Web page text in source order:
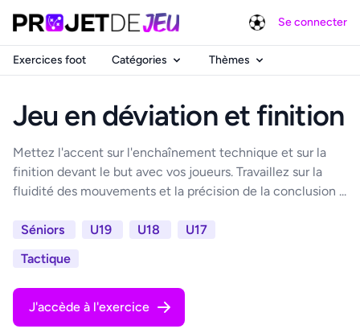
Se connecter
Exercices foot Catégories Thèmes
Jeu en déviation et finition
Mettez l'accent sur l'enchaînement technique et sur la
finition devant le but avec vos joueurs. Travaillez sur la
fluidité des mouvements et la précision de la conclusion ...
Séniors U19 U18
U17
Tactique
J'accède à l'exercice